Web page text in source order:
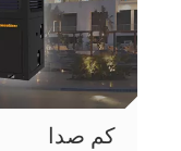
کم صدا